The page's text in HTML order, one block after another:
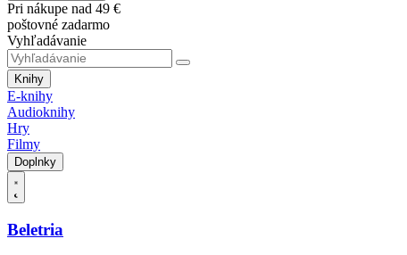
Pri nákupe nad 49 €
poštovné zadarmo
Vyhľadávanie
Knihy
E-knihy
Audioknihy
Hry
Filmy
Doplnky
Beletria